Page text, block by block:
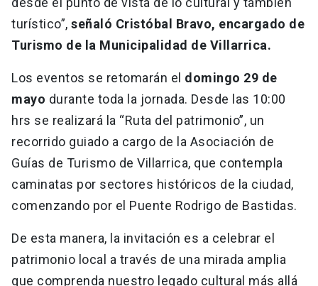
turístico”, señaló Cristóbal Bravo, encargado de
Turismo de la Municipalidad de Villarrica.
Los eventos se retomarán el domingo 29 de
mayo durante toda la jornada. Desde las 10:00
hrs se realizará la “Ruta del patrimonio”, un
recorrido guiado a cargo de la Asociación de
Guías de Turismo de Villarrica, que contempla
caminatas por sectores históricos de la ciudad,
comenzando por el Puente Rodrigo de Bastidas.
De esta manera, la invitación es a celebrar el
patrimonio local a través de una mirada amplia
que comprenda nuestro legado cultural más allá